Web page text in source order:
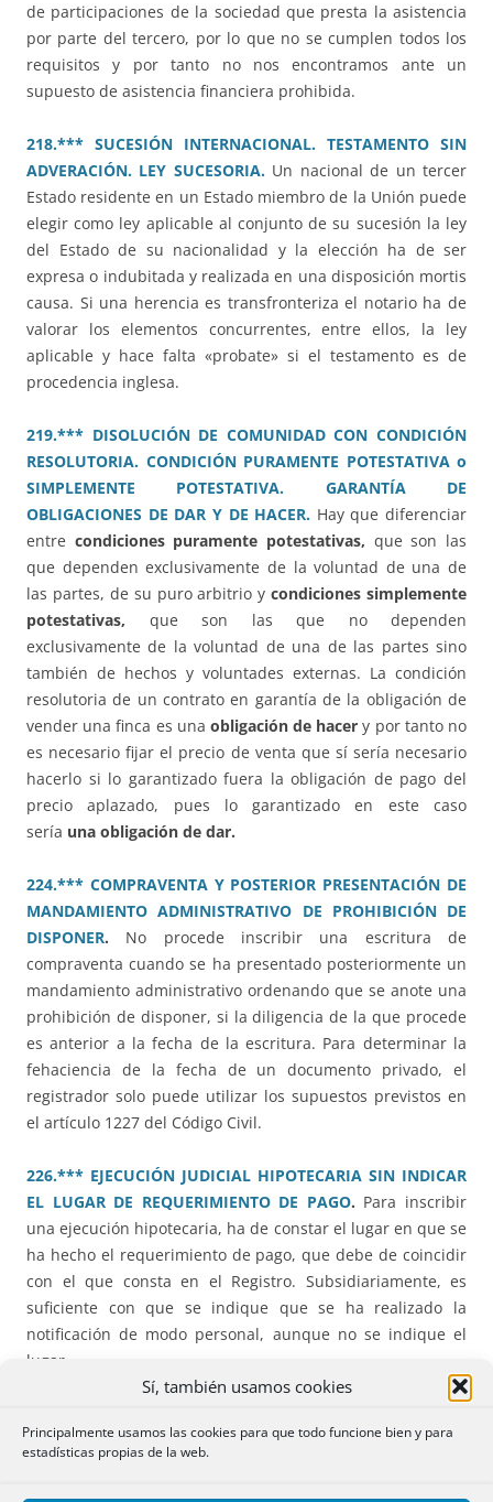
Sí, también usamos cookies
Principalmente usamos las cookies para que todo funcione bien y para
estadísticas propias de la web.
de participaciones de la sociedad que presta la asistencia
por parte del tercero, por lo que no se cumplen todos los
requisitos y por tanto no nos encontramos ante un
supuesto de asistencia financiera prohibida.
218.*** SUCESIÓN INTERNACIONAL. TESTAMENTO SIN
ADVERACIÓN. LEY SUCESORIA. Un nacional de un tercer
Estado residente en un Estado miembro de la Unión puede
elegir como ley aplicable al conjunto de su sucesión la ley
del Estado de su nacionalidad y la elección ha de ser
expresa o indubitada y realizada en una disposición mortis
causa. Si una herencia es transfronteriza el notario ha de
valorar los elementos concurrentes, entre ellos, la ley
aplicable y hace falta «probate» si el testamento es de
procedencia inglesa.
219.*** DISOLUCIÓN DE COMUNIDAD CON CONDICIÓN
RESOLUTORIA. CONDICIÓN PURAMENTE POTESTATIVA o
SIMPLEMENTE POTESTATIVA. GARANTÍA DE
OBLIGACIONES DE DAR Y DE HACER. Hay que diferenciar
entre condiciones puramente potestativas, que son las
que dependen exclusivamente de la voluntad de una de
las partes, de su puro arbitrio ycondiciones simplemente
potestativas, que son las que no dependen
exclusivamente de la voluntad de una de las partes sino
también de hechos y voluntades externas. La condición
resolutoria de un contrato en garantía de la obligación de
vender una finca es una obligación de hacer y por tanto no
es necesario fijar el precio de venta que sí sería necesario
hacerlo si lo garantizado fuera la obligación de pago del
precio aplazado, pues lo garantizado en este caso
sería una obligación de dar.
224.*** COMPRAVENTA Y POSTERIOR PRESENTACIÓN DE
MANDAMIENTO ADMINISTRATIVO DE PROHIBICIÓN DE
DISPONER. No procede inscribir una escritura de
compraventa cuando se ha presentado posteriormente un
mandamiento administrativo ordenando que se anote una
prohibición de disponer, si la diligencia de la que procede
es anterior a la fecha de la escritura. Para determinar la
fehaciencia de la fecha de un documento privado, el
registrador solo puede utilizar los supuestos previstos en
el artículo 1227 del Código Civil.
226.*** EJECUCIÓN JUDICIAL HIPOTECARIA SIN INDICAR
EL LUGAR DE REQUERIMIENTO DE PAGO. Para inscribir
una ejecución hipotecaria, ha de constar el lugar en que se
ha hecho el requerimiento de pago, que debe de coincidir
con el que consta en el Registro. Subsidiariamente, es
suficiente con que se indique que se ha realizado la
notificación de modo personal, aunque no se indique el
lugar.
MATRIMONIAL.Confusa resolución que impide el
otorgamiento de capítulos por impedirlo la ley rectora del